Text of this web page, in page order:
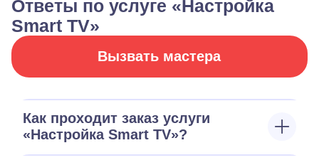
Ответы по услуге «Настройка
Smart TV»
Вызвать мастера
Как проходит заказ услуги
«Настройка Smart TV»?